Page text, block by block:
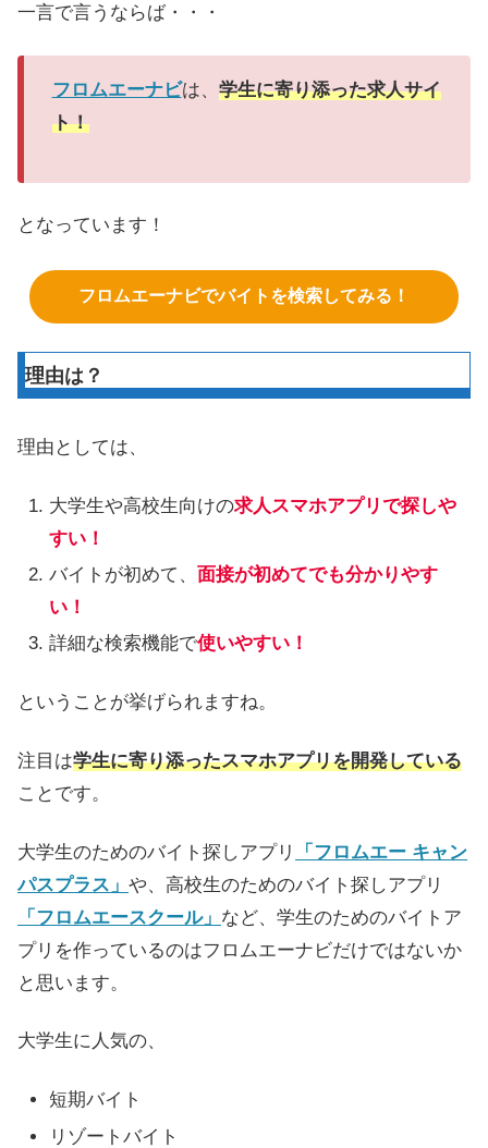
一言で言うならば・・・
フロムエーナビは、 学生に寄り添った求人サイ
ト！
となっています！
フロムエーナビでバイトを検索してみる！
理由は？
理由としては、
大学生や高校生向けの求人スマホアプリで探しや
すい！
バイトが初めて、面接が初めてでも分かりやす
い！
詳細な検索機能で使いやすい！
ということが挙げられますね。
注目は学生に寄り添ったスマホアプリを開発している
ことです。
大学生のためのバイト探しアプリ
「フロムエー キャン
パスプラス」 や、高校生のためのバイト探しアプリ
「フロムエースクール」 など、学生のためのバイトア
プリを作っているのはフロムエーナビだけではないか
と思います。
大学生に人気の、
短期バイト
リゾートバイト